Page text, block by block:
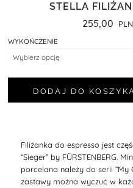
STELLA
255,00
WYKOŃCZENIE
DODAJ DO
Filiżanka do espresso jest
“Sieger” by FÜRSTENBERG.
porcelana należy do serii “My
zastawy można wyczuć w